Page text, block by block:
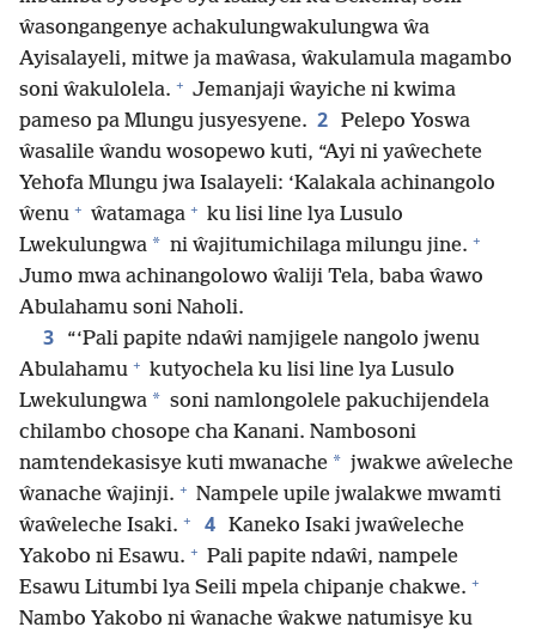
ŵasongangenye achakulungwakulungwa ŵa
Ayisalayeli, mitwe ja maŵasa, ŵakulamula magambo
soni ŵakulolela. + Jemanjaji ŵayiche ni kwima
pameso pa Mlungu jusyesyene. 2 Pelepo Yoswa
ŵasalile ŵandu wosopewo kuti, “Ayi ni yaŵechete
Yehofa Mlungu jwa Isalayeli: ‘Kalakala achinangolo
ŵenu + ŵatamaga + ku lisi line lya Lusulo
Lwekulungwa * ni ŵajitumichilaga milungu jine. +
Jumo mwa achinangolowo ŵaliji Tela, baba ŵawo
Abulahamu soni Naholi.
3
“‘Pali papite ndaŵi namjigele nangolo jwenu
Abulahamu + kutyochela ku lisi line lya Lusulo
Lwekulungwa * soni namlongolele pakuchijendela
chilambo chosope cha Kanani. Nambosoni
namtendekasisye kuti mwanache * jwakwe aŵeleche
ŵanache ŵajinji. + Nampele upile jwalakwe mwamti
ŵaŵeleche Isaki. + 4 Kaneko Isaki jwaŵeleche
Yakobo ni Esawu. + Pali papite ndaŵi, nampele
Esawu Litumbi lya Seili mpela chipanje chakwe. +
Nambo Yakobo ni ŵanache ŵakwe natumisye ku